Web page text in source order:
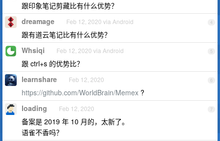
跟印象笔记剪藏比有什么优势？
4
dreamage Feb 12, 2020 via Android
跟有道云笔记比有什么优势？
5
Whsiqi Feb 12, 2020 via Android
跟 ctrl+s 的优势比？
6
learnshare Feb 12, 2020
https://github.com/WorldBrain/Memex ?
7
loading Feb 12, 2020
备案是 2019 年 10 月的，太新了。
语雀不香吗？